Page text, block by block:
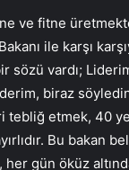
ve fitne
ile karşı
sözü vardı;
biraz
tebliğ etmek, 40
Bu bakan
gün öküz